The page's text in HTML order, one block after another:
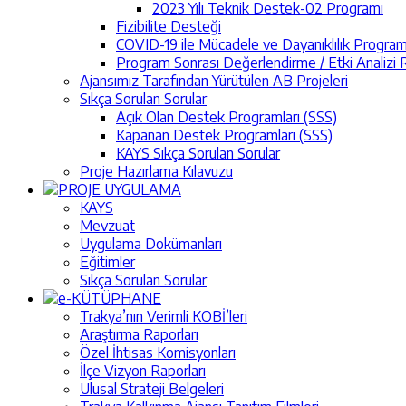
2023 Yılı Teknik Destek-02 Programı
Fizibilite Desteği
COVID-19 ile Mücadele ve Dayanıklılık
Program Sonrası Değerlendirme / Etki Analizi
Ajansımız Tarafından Yürütülen AB Projeleri
Sıkça Sorulan Sorular
Açık Olan Destek Programları (SSS)
Kapanan Destek Programları (SSS)
KAYS Sıkça Sorulan Sorular
Proje Hazırlama Kılavuzu
PROJE UYGULAMA
KAYS
Mevzuat
Uygulama Dokümanları
Eğitimler
Sıkça Sorulan Sorular
e-KÜTÜPHANE
Trakya’nın Verimli KOBİ’leri
Araştırma Raporları
Özel İhtisas Komisyonları
İlçe Vizyon Raporları
Ulusal Strateji Belgeleri